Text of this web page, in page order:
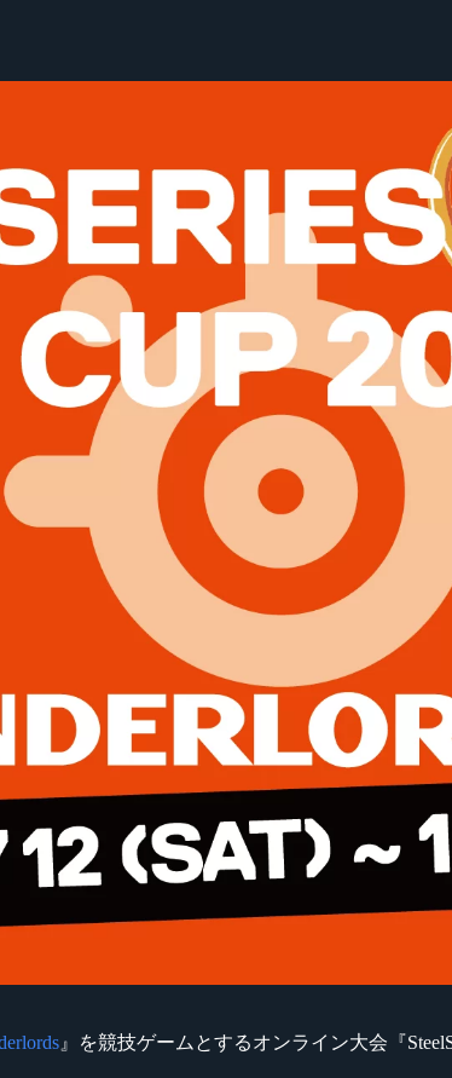
』を競技ゲームとするオンライン大会『